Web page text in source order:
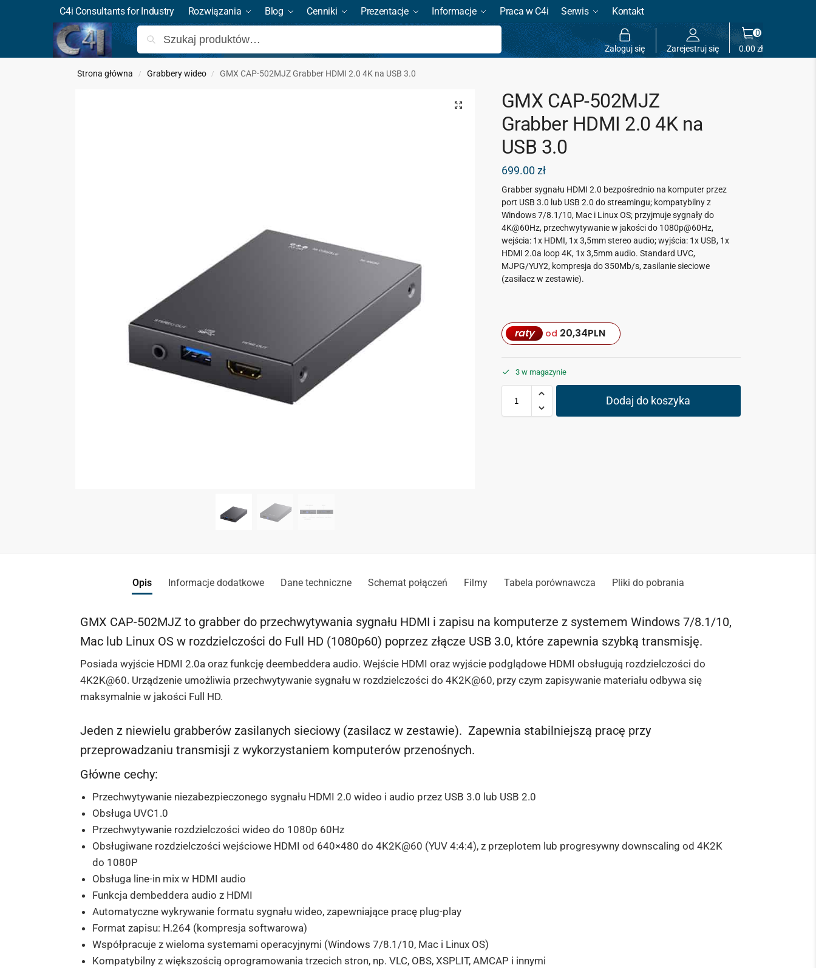
C4i Consultants for Industry Rozwiązania Blog Cenniki Prezentacje Informacje Praca w C4i Serwis Kontakt
Szukaj
Zaloguj się Zarejestruj się 0.00zł
0
Strona główna / Grabbery wideo / GMX CAP-502MJZ Grabber HDMI 2.0 4K na USB 3.0
GMX CAP-502MJZ
Grabber HDMI 2.0 4K na
USB 3.0
699.00zł
Grabber sygnału HDMI 2.0 bezpośrednio na komputer przez
port USB 3.0 lub USB 2.0 do streamingu; kompatybilny z
Windows 7/8.1/10, Mac i Linux OS; przyjmuje sygnały do
4K@60Hz, przechwytywanie w jakości do 1080p@60Hz,
wejścia: 1x HDMI, 1x 3,5mm stereo audio; wyjścia: 1x USB, 1x
HDMI 2.0a loop 4K, 1x 3,5mm audio. Standard UVC,
MJPG/YUY2, kompresja do 350Mb/s, zasilanie sieciowe
(zasilacz w zestawie).
raty od 20,34PLN
3 w magazynie
Dodaj do koszyka
Opis Informacje dodatkowe Dane techniczne Schemat połączeń Filmy Tabela porównawcza Pliki do pobrania
GMX CAP-502MJZ to grabber do przechwytywania sygnału HDMI i zapisu na komputerze z systemem Windows 7/8.1/10,
Mac lub Linux OS w rozdzielczości do Full HD (1080p60) poprzez złącze USB 3.0, które zapewnia szybką transmisję.
Posiada wyjście HDMI 2.0a oraz funkcję deembeddera audio. Wejście HDMI oraz wyjście podglądowe HDMI obsługują rozdzielczości do
4K2K@60. Urządzenie umożliwia przechwytywanie sygnału w rozdzielczości do 4K2K@60, przy czym zapisywanie materiału odbywa się
maksymalnie w jakości Full HD.
Jeden z niewielu grabberów zasilanych sieciowy (zasilacz w zestawie). Zapewnia stabilniejszą pracę przy
przeprowadzaniu transmisji z wykorzystaniem komputerów przenośnych.
Główne cechy:
Przechwytywanie niezabezpieczonego sygnału HDMI 2.0 wideo i audio przez USB 3.0 lub USB 2.0
Obsługa UVC1.0
Przechwytywanie rozdzielczości wideo do 1080p 60Hz
Obsługiwane rozdzielczości wejściowe HDMI od 640×480 do 4K2K@60 (YUV 4:4:4), z przeplotem lub progresywny downscaling od 4K2K
do 1080P
Obsługa line-in mix w HDMI audio
Funkcja dembeddera audio z HDMI
Automatyczne wykrywanie formatu sygnału wideo, zapewniające pracę plug-play
Format zapisu: H.264 (kompresja softwarowa)
Współpracuje z wieloma systemami operacyjnymi (Windows 7/8.1/10, Mac i Linux OS)
Kompatybilny z większością oprogramowania trzecich stron, np. VLC, OBS, XSPLIT, AMCAP i innymi